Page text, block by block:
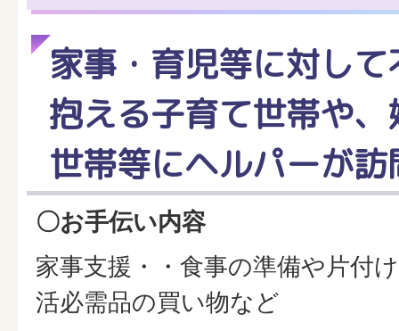
家事・育児等に対し
抱える子育て世帯や
世帯等にヘルパーが
〇お手伝い内容
家事支援・・食事の準備や片付
活必需品の買い物など